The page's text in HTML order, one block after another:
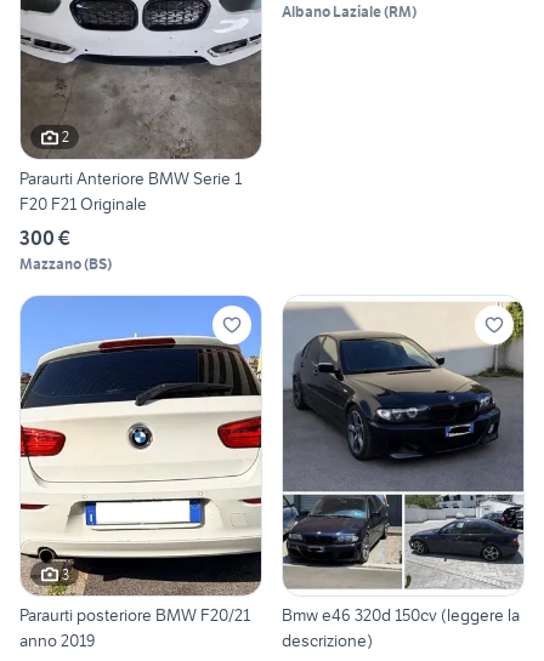
2
Paraurti Anteriore BMW Serie 1
F20 F21 Originale
300 €
Mazzano(BS)
Albano Laziale(RM)
3
Paraurti posteriore BMW F20/21
anno 2019
Bmw e46 320d 150cv (leggere la
descrizione)